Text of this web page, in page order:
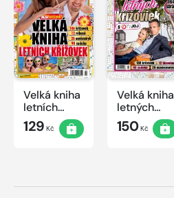
Velká kniha
letních
křížovek
2026
129 Kč
Velká kniha
letných
krížoviek s
TV JOJ
150Kč